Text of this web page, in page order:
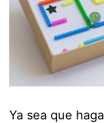
Ya sea que